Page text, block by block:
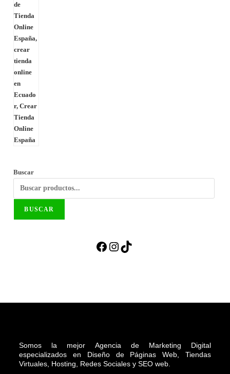
Buscar
BUSCAR
Somos la mejor Agencia de Marketing Digital
especializados en Diseño de Páginas Web, Tiendas
Virtuales, Hosting, Redes Sociales y SEO web.